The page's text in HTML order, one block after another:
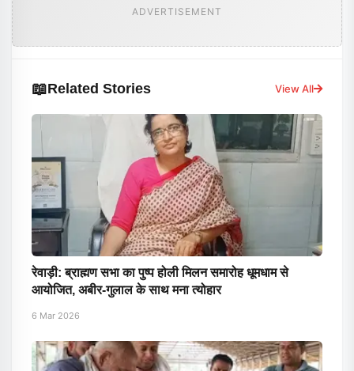
ADVERTISEMENT
📖Related Stories View All
रेवाड़ी: ब्राह्मण सभा का पुष्प होली मिलन समारोह धूमधाम से
आयोजित, अबीर-गुलाल के साथ मना त्योहार
6 Mar 2026